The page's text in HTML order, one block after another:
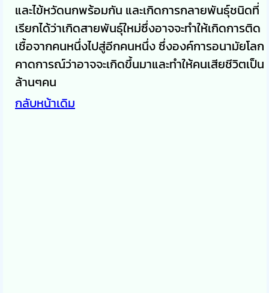
และไข้หวัดนกพร้อมกัน และเกิดการกลายพันธุ์ชนิดที่
เรียกได้ว่าเกิดสายพันธุ์ใหม่ซึ่งอาจจะทำให้เกิดการติด
เชื้อจากคนหนึ่งไปสู่อีกคนหนึ่ง ซึ่งองค์การอนามัยโลก
คาดการณ์ว่าอาจจะเกิดขึ้นมาและทำให้คนเสียชีวิตเป็น
ล้านๆคน
กลับหน้าเดิม